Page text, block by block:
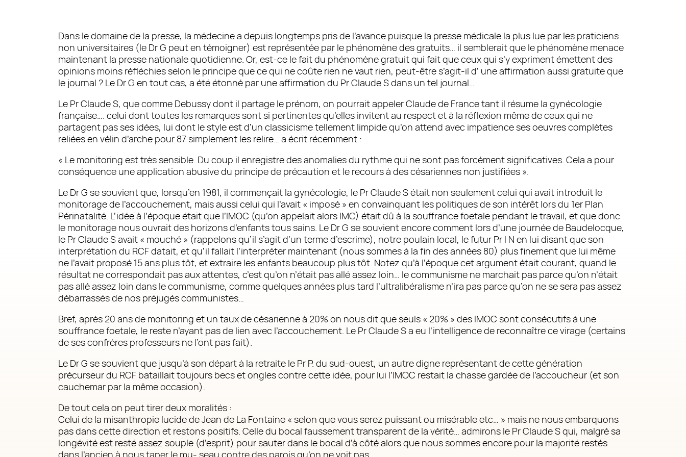
Dans le domaine de la presse, la médecine a depuis longtemps pris de l’avance puisque la presse médicale la plus lue par les praticiens
non universitaires (le Dr G peut en témoigner) est représentée par le phénomène des gratuits… il semblerait que le phénomène menace
maintenant la presse nationale quotidienne. Or, est-ce le fait du phénomène gratuit qui fait que ceux qui s’y expriment émettent des
opinions moins réfléchies selon le principe que ce qui ne coûte rien ne vaut rien, peut-être s’agit-il d’ une affirmation aussi gratuite que
le journal ? Le Dr G en tout cas, a été étonné par une affirmation du Pr Claude S dans un tel journal…
Le Pr Claude S, que comme Debussy dont il partage le prénom, on pourrait appeler Claude de France tant il résume la gynécologie
française…. celui dont toutes les remarques sont si pertinentes qu’elles invitent au respect et à la réflexion même de ceux qui ne
partagent pas ses idées, lui dont le style est d’un classicisme tellement limpide qu’on attend avec impatience ses oeuvres complètes
reliées en vélin d’arche pour 87 simplement les relire… a écrit récemment :
« Le monitoring est très sensible. Du coup il enregistre des anomalies du rythme qui ne sont pas forcément significatives. Cela a pour
conséquence une application abusive du principe de précaution et le recours à des césariennes non justifiées ».
Le Dr G se souvient que, lorsqu’en 1981, il commençait la gynécologie, le Pr Claude S était non seulement celui qui avait introduit le
monitorage de l’accouchement, mais aussi celui qui l’avait « imposé » en convainquant les politiques de son intérêt lors du 1er Plan
Périnatalité. L’idée à l’époque était que l’IMOC (qu’on appelait alors IMC) était dû à la souffrance foetale pendant le travail, et que donc
le monitorage nous ouvrait des horizons d’enfants tous sains. Le Dr G se souvient encore comment lors d’une journée de Baudelocque,
le Pr Claude S avait « mouché » (rappelons qu’il s’agit d’un terme d’escrime), notre poulain local, le futur Pr I N en lui disant que son
interprétation du RCF datait, et qu’il fallait l’interpréter maintenant (nous sommes à la fin des années 80) plus finement que lui même
ne l’avait proposé 15 ans plus tôt, et extraire les enfants beaucoup plus tôt. Notez qu’à l’époque cet argument était courant, quand le
résultat ne correspondait pas aux attentes, c’est qu’on n’était pas allé assez loin… le communisme ne marchait pas parce qu’on n’était
pas allé assez loin dans le communisme, comme quelques années plus tard l’ultralibéralisme n’ira pas parce qu’on ne se sera pas assez
débarrassés de nos préjugés communistes…
Bref, après 20 ans de monitoring et un taux de césarienne à 20% on nous dit que seuls « 20% » des IMOC sont consécutifs à une
souffrance foetale, le reste n’ayant pas de lien avec l’accouchement. Le Pr Claude S a eu l’intelligence de reconnaître ce virage (certains
de ses confrères professeurs ne l’ont pas fait).
Le Dr G se souvient que jusqu’à son départ à la retraite le Pr P. du sud-ouest, un autre digne représentant de cette génération
précurseur du RCF bataillait toujours becs et ongles contre cette idée, pour lui l’IMOC restait la chasse gardée de l’accoucheur (et son
cauchemar par la même occasion).
De tout cela on peut tirer deux moralités :
Celui de la misanthropie lucide de Jean de La Fontaine « selon que vous serez puissant ou misérable etc… » mais ne nous embarquons
pas dans cette direction et restons positifs. Celle du bocal faussement transparent de la vérité… admirons le Pr Claude S qui, malgré sa
longévité est resté assez souple (d’esprit) pour sauter dans le bocal d’à côté alors que nous sommes encore pour la majorité restés